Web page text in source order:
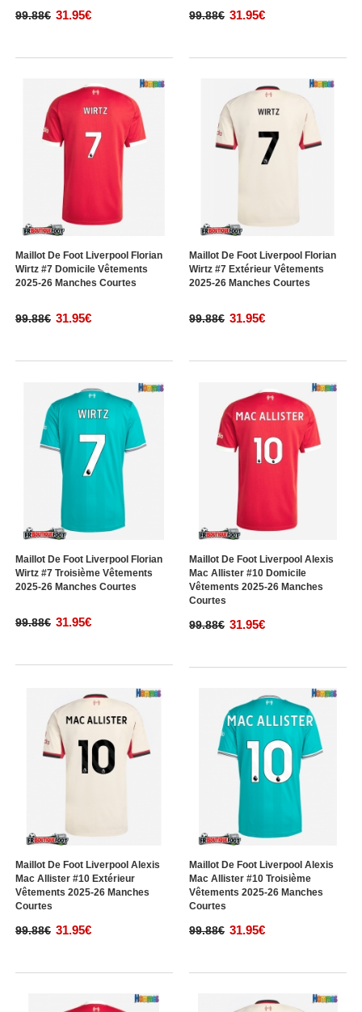
99.88€ 31.95€ 99.88€ 31.95€
Maillot De Foot Liverpool Florian
Wirtz #7 Domicile Vêtements
2025-26 Manches Courtes
99.88€ 31.95€
Maillot De Foot Liverpool Florian
Wirtz #7 Extérieur Vêtements
2025-26 Manches Courtes
99.88€ 31.95€
Maillot De Foot Liverpool Florian
Wirtz #7 Troisième Vêtements
2025-26 Manches Courtes
99.88€ 31.95€
Maillot De Foot Liverpool Alexis
Mac Allister #10 Domicile
Vêtements 2025-26 Manches
Courtes
99.88€ 31.95€
Maillot De Foot Liverpool Alexis
Mac Allister #10 Extérieur
Vêtements 2025-26 Manches
Courtes
99.88€ 31.95€
Maillot De Foot Liverpool Alexis
Mac Allister #10 Troisième
Vêtements 2025-26 Manches
Courtes
99.88€ 31.95€